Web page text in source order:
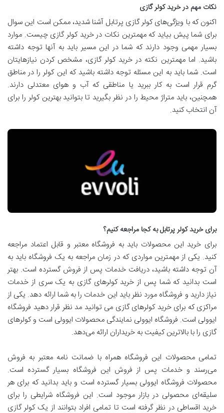
نکات مهم در خرید کولر گازی
اکنون که با ویژگی‌های کولر گازی پرتابل آشنا شدید، ممکن است این سوال
برای شما پیش بیاید که مهمترین نکات در خرید کولر گازی چیست. موارد
بسیار مهمی وجود دارند که شما در این مسیر باید به آنها توجه داشته
باشید. اما مهمترین نکته در خرید کولر گازی، مشخص کردن نیازهایتان
است. شما باید به این مسئله توجه داشته باشید که این کولر را در مناطق
گرم قرار است به کار ببرید یا مناطقی که آب و هوای معتدلی دارند.
همچنین، باید متراژ محیط را در نظر بگیرید تا بتوانید بهترین کولر را برای
آن انتخاب کنید.
برای خرید کولر پرتابل به کجا مراجعه کنیم؟
برای خرید این محصولات باید به فروشگاه معتبر و قابل اعتماد مراجعه
کنید. یکی از مهمترین مواردی که در زمان مراجعه به یک فروشگاه باید به
آن توجه داشته باشید، دریافت خدمات پس از فروش گسترده است. بهتر
است بدانید که شما پس از خرید کولرهای گازی به یک سری از خدمات
نیاز دارید و فروشگاه مورد نظر باید این خدمات را به شما ارائه دهد. یکی از
مراکزی که برای خرید کولرهای گازی می توانید مد نظر قرار دهید فروشگاه
ایوولی است. فروشگاه ایوولی نمایندگی محصولات ایوولی است و کولرهای
گازی را با بالاترین کیفیت به خریداران ارائه می‌دهد.
تمامی محصولات این فروشگاه همراه با ضمانت نامه معتبر به فروش
می‌رسند و خدمات پس از فروش این فروشگاه بسیار گسترده است.
محصولات فروشگاه ایوولی بسیار گسترده است و باید بدانید که برای هر
سلیقه‌ای محصولی در بازار موجود است. این فروشگاه شرایطی را برای
خرید اقساطی در نظر گرفته است تا تمامی افراد بتوانند از یک کولر گازی